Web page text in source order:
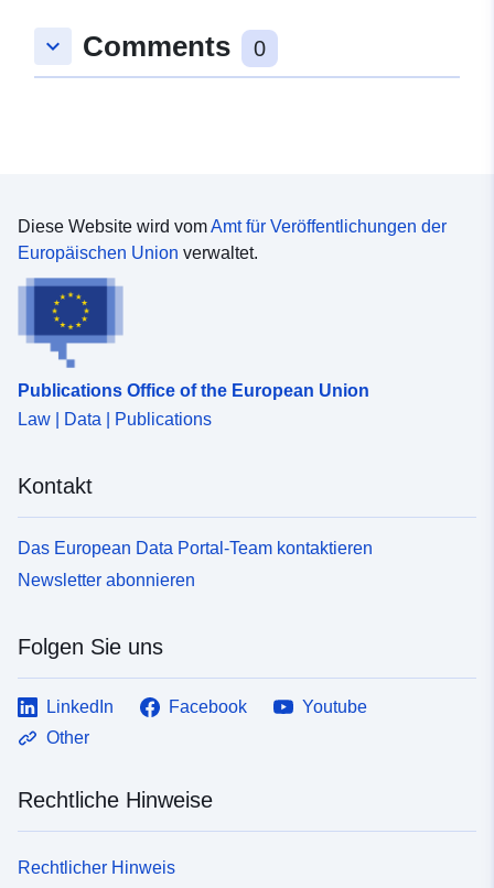
keyboard_arrow_down Comments 0
Diese Website wird vomAmt für Veröffentlichungen der
Europäischen Union verwaltet.
Publications Office of the European Union
Law | Data | Publications
Kontakt
Das European Data Portal-Team kontaktieren
Newsletter abonnieren
Folgen Sie uns
LinkedIn Facebook
Youtube
Other
Rechtliche Hinweise
Rechtlicher Hinweis